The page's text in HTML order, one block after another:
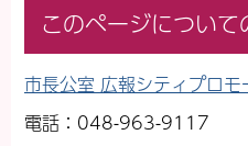
このページについ
市長公室 広報シティプロモ
電話：048-963-9117